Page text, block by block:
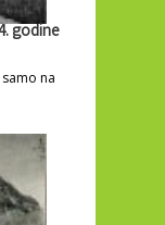
godine
na